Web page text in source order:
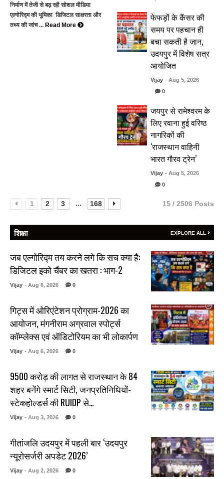
निर्माण में तेजी से बढ़ रही सोशल मीडिया
एल्गोरिद्म की भूमिका डिजिटल साक्षरता और
तथ्य की जांच ... Read More
फेफड़ों के कैंसर की
समय पर पहचान ही
बचा सकती है जान,
उदयपुर में विशेष सत्र
आयोजित
Vijay - Aug 5, 2026
0
जयपुर से रामेश्वरम के
लिए रवाना हुई वरिष्ठ
नागरिकों की
‘राजस्थान वाहिनी
भारत गौरव ट्रेन’
Vijay - Aug 5, 2026
0
1 2 3 ... 168 15 / 2506 Posts
शिक्षा EXPLORE ALL
जब एल्गोरिद्म तय करने लगे कि सच क्या है:
डिजिटल इको चैंबर का खतरा : भाग-2
Vijay - Aug 6, 2026 0
गिट्स में ओरिएंटेशन प्रोग्राम-2026 का
आयोजन, मंगनीराम अग्रवाल स्पोर्ट्स
कॉम्प्लेक्स एवं ऑडिटोरियम का भी लोकार्पण
Vijay - Aug 6, 2026 0
₹9500 करोड़ की लागत से राजस्थान के 84
शहर बनेंगे स्मार्ट सिटी, जनप्रतिनिधियों-
स्टेकहोल्डर्स की RUIDP से…
Vijay - Aug 3, 2026 0
गीतांजलि उदयपुर में पहली बार ‘उदयपुर
न्यूरोसर्जरी अपडेट 2026’
Vijay - Aug 2, 2026 0